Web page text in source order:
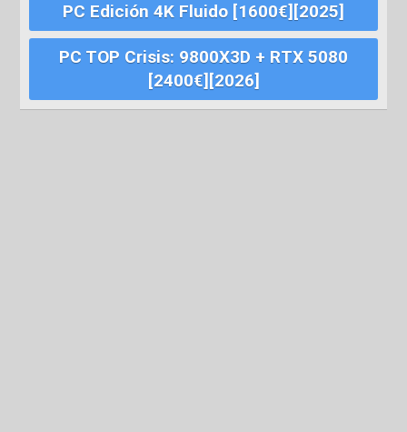
PC Edición 4K Fluido [1600€][2025]
PC TOP Crisis: 9800X3D + RTX 5080
[2400€][2026]